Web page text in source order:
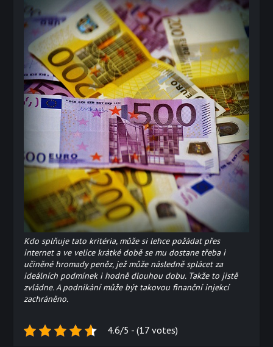
Kdo splňuje tato kritéria, může si lehce požádat přes
internet a ve velice krátké době se mu dostane třeba i
učiněné hromady peněz, jež může následně splácet za
ideálních podmínek i hodně dlouhou dobu. Takže to jistě
zvládne. A podnikání může být takovou finanční injekcí
zachráněno.
4.6/5 - (17 votes)